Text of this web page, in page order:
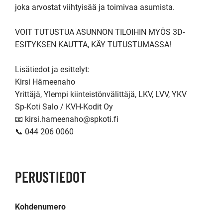
joka arvostat viihtyisää ja toimivaa asumista.
VOIT TUTUSTUA ASUNNON TILOIHIN MYÖS 3D-
ESITYKSEN KAUTTA, KÄY TUTUSTUMASSA!
Lisätiedot ja esittelyt:
Kirsi Hämeenaho
Yrittäjä, Ylempi kiinteistönvälittäjä, LKV, LVV, YKV
Sp-Koti Salo / KVH-Kodit Oy
📧 kirsi.hameenaho@spkoti.fi
📞 044 206 0060
PERUSTIEDOT
Kohdenumero